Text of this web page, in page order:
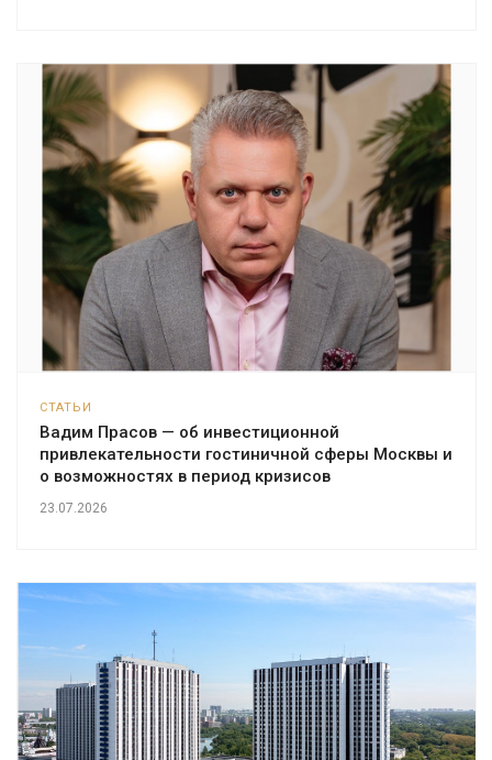
СТАТЬИ
Вадим Прасов — об инвестиционной
привлекательности гостиничной сферы Москвы и
о возможностях в период кризисов
23.07.2026